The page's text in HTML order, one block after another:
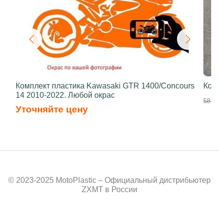
Комплект пластика Kawasaki GTR 1400/Concours
14 2010-2022. Любой окрас
Уточняйте цену
58
© 2023-2025 MotoPlastic – Официальный дистрибьютер
ZXMT в России